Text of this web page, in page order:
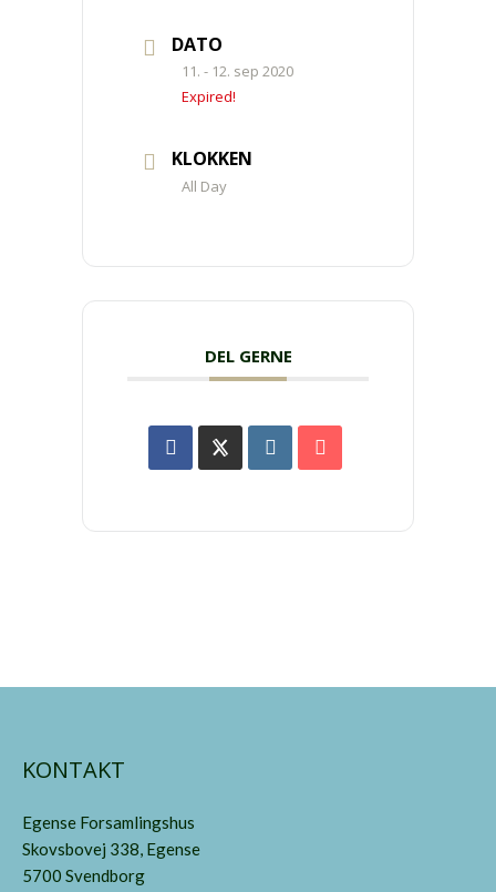
DATO
11. - 12. sep 2020
Expired!
KLOKKEN
All Day
DEL GERNE
KONTAKT
Egense Forsamlingshus
Skovsbovej 338, Egense
5700 Svendborg